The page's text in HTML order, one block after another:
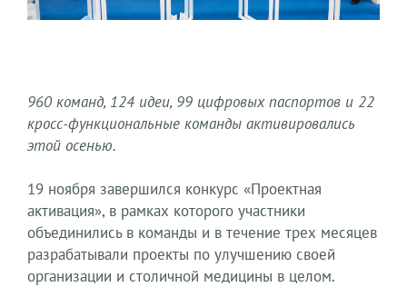
960 команд, 124 идеи, 99 цифровых паспортов и 22
кросс-функциональные команды активировались
этой осенью.
19 ноября завершился конкурс «Проектная
активация», в рамках которого участники
объединились в команды и в течение трех месяцев
разрабатывали проекты по улучшению своей
организации и столичной медицины в целом.